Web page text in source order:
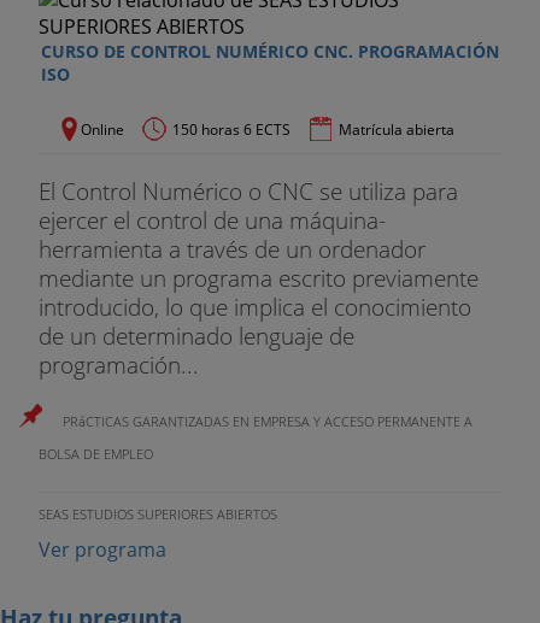
CURSO DE CONTROL NUMÉRICO CNC. PROGRAMACIÓN
ISO
Online 150 horas 6 ECTS Matrícula abierta
El Control Numérico o CNC se utiliza para
ejercer el control de una máquina-
herramienta a través de un ordenador
mediante un programa escrito previamente
introducido, lo que implica el conocimiento
de un determinado lenguaje de
programación...
PRáCTICAS GARANTIZADAS EN EMPRESA Y ACCESO PERMANENTE A
BOLSA DE EMPLEO
SEAS ESTUDIOS SUPERIORES ABIERTOS
Ver programa